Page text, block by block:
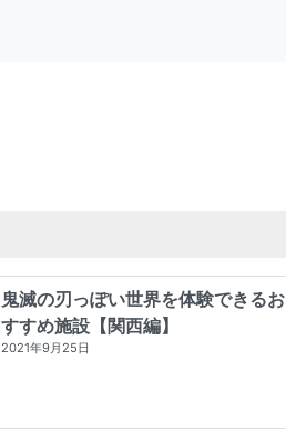
鬼滅の刃っぽい世界を体験できるお
すすめ施設【関西編】
2021年9月25日